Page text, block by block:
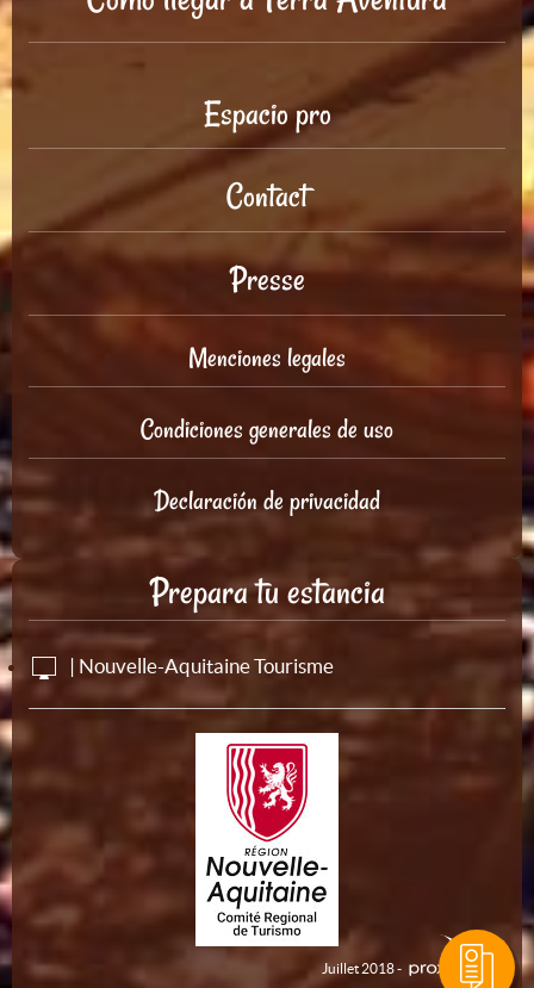
Espacio pro
Contact
Presse
Menciones legales
Condiciones generales de uso
Declaración de privacidad
Prepara tu estancia
| Nouvelle-Aquitaine Tourisme
Juillet 2018 -